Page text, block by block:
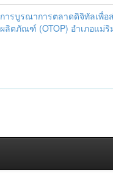
การบูรณาการตลาดดิจิทัลเพื่
ผลิตภัณฑ์ (OTOP) อำเภอแม่ริ